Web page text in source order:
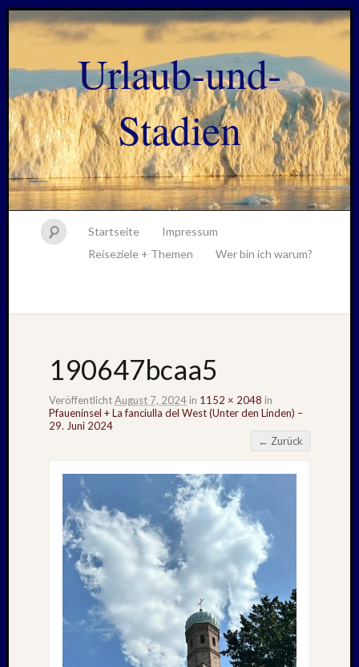
Urlaub-und-
Stadien
Startseite
Impressum
Reiseziele + Themen
Wer bin ich warum?
190647bcaa5
VeröffentlichtAugust 7, 2024 in 1152 × 2048 in
Pfaueninsel + La fanciulla del West (Unter den Linden) –
29. Juni 2024
← Zurück